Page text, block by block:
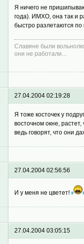
Я ничего не
года). ИМХО, она так и
быстро разлетаются по
Славяне были
они не работали...
27.04.2004 02:19:28
Я тоже косточек у
восточном окне, растет,
ведь говорят, что они
27.04.2004 02:56:56
И у меня не цветет!
27.04.2004 03:05:15